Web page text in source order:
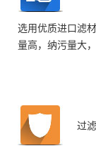
选用优质进口滤
量高，纳污量大
过